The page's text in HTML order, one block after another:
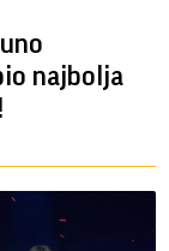
najbolja